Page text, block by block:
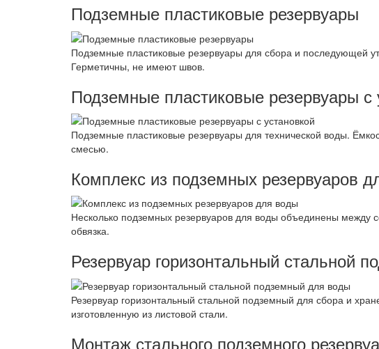
Подземные пластиковые резервуары
Подземные пластиковые резервуары для сбора и последующей
Герметичны, не имеют швов.
Подземные пластиковые резервуары с
Подземные пластиковые резервуары для технической воды.
смесью.
Комплекс из подземных резервуаров
Несколько подземных резервуаров для воды объединены между
обвязка.
Резервуар горизонтальный стальной
Резервуар горизонтальный стальной подземный для сбора и
изготовленную из листовой стали.
Монтаж стального подземного